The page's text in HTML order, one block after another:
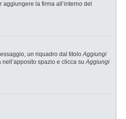
la firma all’interno del
un riquadro dal titoloAggiungi
spazio e clicca suAggiungi